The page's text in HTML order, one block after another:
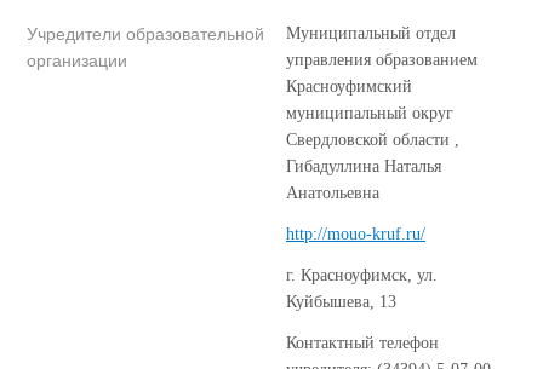
Учредители образовательной
организации
Муниципальный отдел
управления образованием
Красноуфимский
муниципальный округ
Свердловской области ,
Гибадуллина Наталья
Анатольевна
http://mouo-kruf.ru/
г. Красноуфимск, ул.
Куйбышева, 13
Контактный телефон